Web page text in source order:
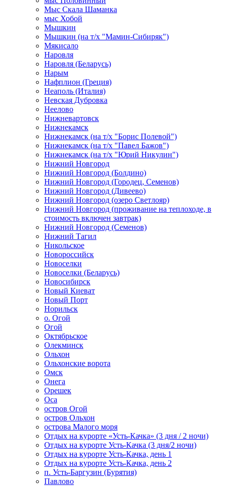
Мыс Скала Шаманка
мыс Хобой
Мышкин
Мышкин (на т/х "Мамин-Сибиряк")
Мякисало
Наровля
Наровля (Беларусь)
Нарым
Нафплион (Греция)
Неаполь (Италия)
Невская Дубровка
Неелово
Нижневартовск
Нижнекамск
Нижнекамск (на т/х "Борис Полевой")
Нижнекамск (на т/х "Павел Бажов")
Нижнекамск (на т/х "Юрий Никулин")
Нижний Новгород
Нижний Новгород (Болдино)
Нижний Новгород (Городец, Семенов)
Нижний Новгород (Дивеево)
Нижний Новгород (озеро Светлояр)
Нижний Новгород (проживание на теплоходе, в
стоимость включен завтрак)
Нижний Новгород (Семенов)
Нижний Тагил
Никольское
Новороссийск
Новоселки
Новоселки (Беларусь)
Новосибирск
Новый Киеват
Новый Порт
Норильск
о. Огой
Огой
Октябрьское
Олекминск
Ольхон
Ольхонские ворота
Омск
Онега
Орешек
Оса
остров Огой
остров Ольхон
острова Малого моря
Отдых на курорте «Усть-Качка» (3 дня / 2 ночи)
Отдых на курорте Усть-Качка (3 дня/2 ночи)
Отдых на курорте Усть-Качка, день 1
Отдых на курорте Усть-Качка, день 2
п. Усть-Баргузин (Бурятия)
Павлово